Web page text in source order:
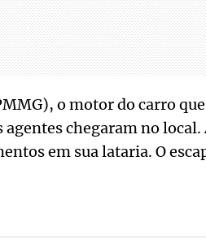
o motor do carro que
chegaram no local.
em sua lataria. O